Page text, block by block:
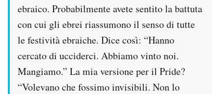
ebraico. Probabilmente avete sentito la battuta
con cui gli ebrei riassumono il senso di tutte
le festività ebraiche. Dice così: “Hanno
cercato di ucciderci. Abbiamo vinto noi.
Mangiamo.” La mia versione per il Pride?
“Volevano che fossimo invisibili. Non lo